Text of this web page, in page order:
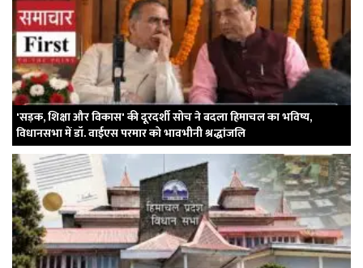
'सड़क, शिक्षा और विकास' की दूरदर्शी सोच ने बदला हिमाचल का भविष्य,
विधानसभा में डॉ. वाईएस परमार को भावभीनी श्रद्धांजलि